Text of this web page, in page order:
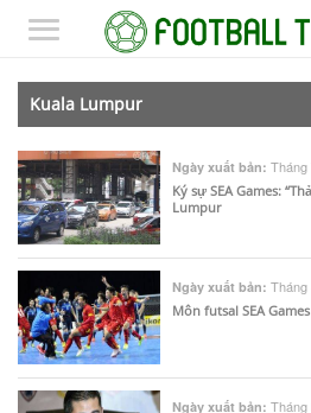
Kuala Lumpur
Ngày xuất bản: Tháng
Ký sự SEA Games:
Lumpur
Ngày xuất bản: Tháng
Môn futsal SEA
Ngày xuất bản: Tháng